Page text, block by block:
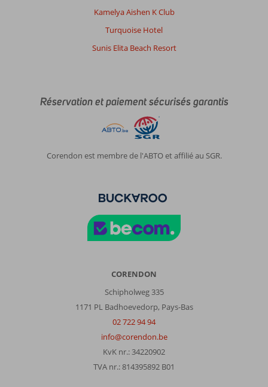
Kamelya Aishen K Club
Turquoise Hotel
Sunis Elita Beach Resort
Réservation et paiement sécurisés garantis
Corendon est membre de l'ABTO et affilié au SGR.
CORENDON
Schipholweg 335
1171 PL Badhoevedorp, Pays-Bas
02 722 94 94
info@corendon.be
KvK nr.: 34220902
TVA nr.: 814395892 B01